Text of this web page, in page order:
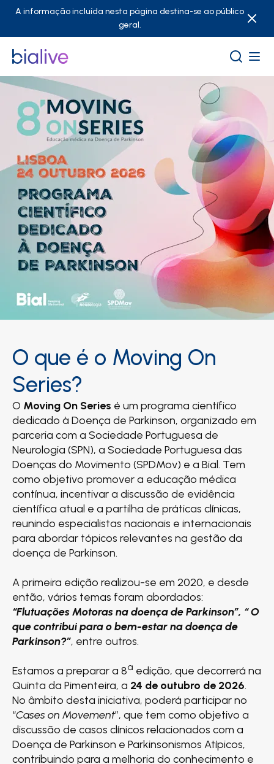
A informação incluída nesta página destina-se ao público
geral.
O que é o Moving On
Series?
O Moving On Series é um programa científico
dedicado à Doença de Parkinson, organizado em
parceria com a Sociedade Portuguesa de
Neurologia (SPN), a Sociedade Portuguesa das
Doenças do Movimento (SPDMov) e a Bial. Tem
como objetivo promover a educação médica
contínua, incentivar a discussão de evidência
científica atual e a partilha de práticas clínicas,
reunindo especialistas nacionais e internacionais
para abordar tópicos relevantes na gestão da
doença de Parkinson.
A primeira edição realizou-se em 2020, e desde
então, vários temas foram abordados:
“Flutuações Motoras na doença de Parkinson”, “ O
que contribui para o bem-estar na doença de
Parkinson?”, entre outros.
Estamos a preparar a 8ª edição, que decorrerá na
Quinta da Pimenteira, a 24 de outubro de 2026.
No âmbito desta iniciativa, poderá participar no
“Cases on Movement”, que tem como objetivo a
discussão de casos clínicos relacionados com a
Doença de Parkinson e Parkinsonismos Atípicos,
contribuindo para a melhoria do conhecimento e